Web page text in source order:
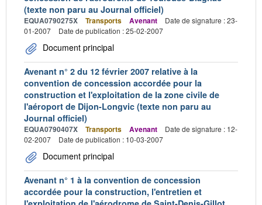
(texte non paru au Journal officiel)
EQUA0790275X Transports Avenant
Date de signature : 23-
01-2007
Date de publication : 25-02-2007
Document principal
Avenant n° 2 du 12 février 2007 relative à la
convention de concession accordée pour la
construction et l'exploitation de la zone civile de
l'aéroport de Dijon-Longvic (texte non paru au
Journal officiel)
EQUA0790407X Transports Avenant
Date de signature : 12-
02-2007
Date de publication : 10-03-2007
Document principal
Avenant n° 1 à la convention de concession
accordée pour la construction, l'entretien et